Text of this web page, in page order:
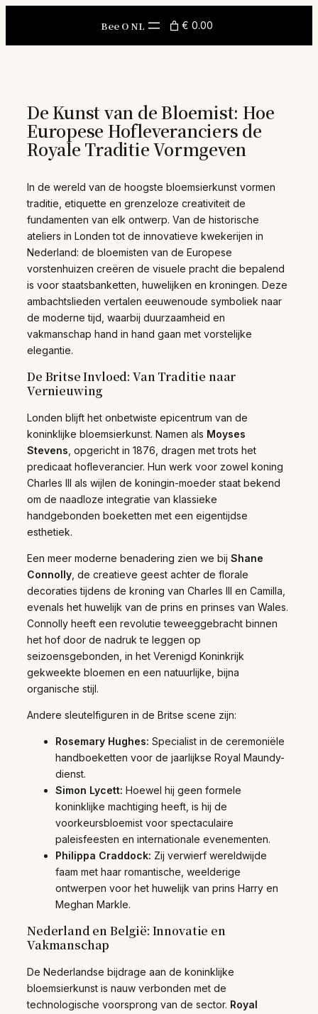
Bee O NL € 0.00
De Kunst van de Bloemist: Hoe
Europese Hofleveranciers de
Royale Traditie Vormgeven
In de wereld van de hoogste bloemsierkunst vormen
traditie, etiquette en grenzeloze creativiteit de
fundamenten van elk ontwerp. Van de historische
ateliers in Londen tot de innovatieve kwekerijen in
Nederland: de bloemisten van de Europese
vorstenhuizen creëren de visuele pracht die bepalend
is voor staatsbanketten, huwelijken en kroningen. Deze
ambachtslieden vertalen eeuwenoude symboliek naar
de moderne tijd, waarbij duurzaamheid en
vakmanschap hand in hand gaan met vorstelijke
elegantie.
De Britse Invloed: Van Traditie naar
Vernieuwing
Londen blijft het onbetwiste epicentrum van de
koninklijke bloemsierkunst. Namen als Moyses
Stevens , opgericht in 1876, dragen met trots het
predicaat hofleverancier. Hun werk voor zowel koning
Charles III als wijlen de koningin-moeder staat bekend
om de naadloze integratie van klassieke
handgebonden boeketten met een eigentijdse
esthetiek.
Een meer moderne benadering zien we bij Shane
Connolly , de creatieve geest achter de florale
decoraties tijdens de kroning van Charles III en Camilla,
evenals het huwelijk van de prins en prinses van Wales.
Connolly heeft een revolutie teweeggebracht binnen
het hof door de nadruk te leggen op
seizoensgebonden, in het Verenigd Koninkrijk
gekweekte bloemen en een natuurlijke, bijna
organische stijl.
Andere sleutelfiguren in de Britse scene zijn:
Rosemary Hughes: Specialist in de ceremoniële
handboeketten voor de jaarlijkse Royal Maundy-
dienst.
Simon Lycett: Hoewel hij geen formele
koninklijke machtiging heeft, is hij de
voorkeursbloemist voor spectaculaire
paleisfeesten en internationale evenementen.
Philippa Craddock: Zij verwierf wereldwijde
faam met haar romantische, weelderige
ontwerpen voor het huwelijk van prins Harry en
Meghan Markle.
Nederland en België: Innovatie en
Vakmanschap
De Nederlandse bijdrage aan de koninklijke
bloemsierkunst is nauw verbonden met de
technologische voorsprong van de sector. Royal